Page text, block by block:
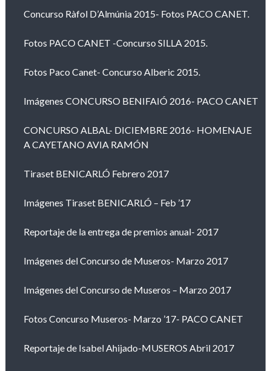
Concurso Ràfol D’Almúnia 2015- Fotos PACO CANET.
Fotos PACO CANET -Concurso SILLA 2015.
Fotos Paco Canet- Concurso Alberic 2015.
Imágenes CONCURSO BENIFAIÓ 2016- PACO CANET
CONCURSO ALBAL- DICIEMBRE 2016- HOMENAJE
A CAYETANO AVIA RAMÓN
Tiraset BENICARLÓ Febrero 2017
Imágenes Tiraset BENICARLÓ – Feb ’17
Reportaje de la entrega de premios anual- 2017
Imágenes del Concurso de Museros- Marzo 2017
Imágenes del Concurso de Museros – Marzo 2017
Fotos Concurso Museros- Marzo ’17- PACO CANET
Reportaje de Isabel Ahijado-MUSEROS Abril 2017